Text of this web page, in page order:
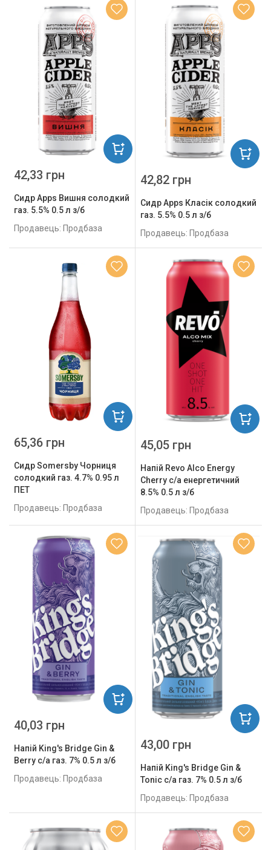
Сидр Apps Вишня солодкий
газ. 5.5% 0.5 л з/б
Продавець: Продбаза
42,33 грн
Сидр Apps Класік солодкий
газ. 5.5% 0.5 л з/б
Продавець: Продбаза
42,82 грн
Сидр Somersby Чорниця
солодкий газ. 4.7% 0.95 л
ПЕТ
Продавець: Продбаза
65,36 грн
Напій Revo Alco Energy
Cherry с/а енергетичний
8.5% 0.5 л з/б
Продавець: Продбаза
45,05 грн
Напій King's Bridge Gin &
Berry с/а газ. 7% 0.5 л з/б
Продавець: Продбаза
40,03 грн
Напій King's Bridge Gin &
Tonic с/а газ. 7% 0.5 л з/б
Продавець: Продбаза
43,00 грн